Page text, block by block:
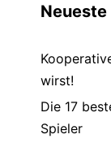
wirst!
Die 17
Spieler